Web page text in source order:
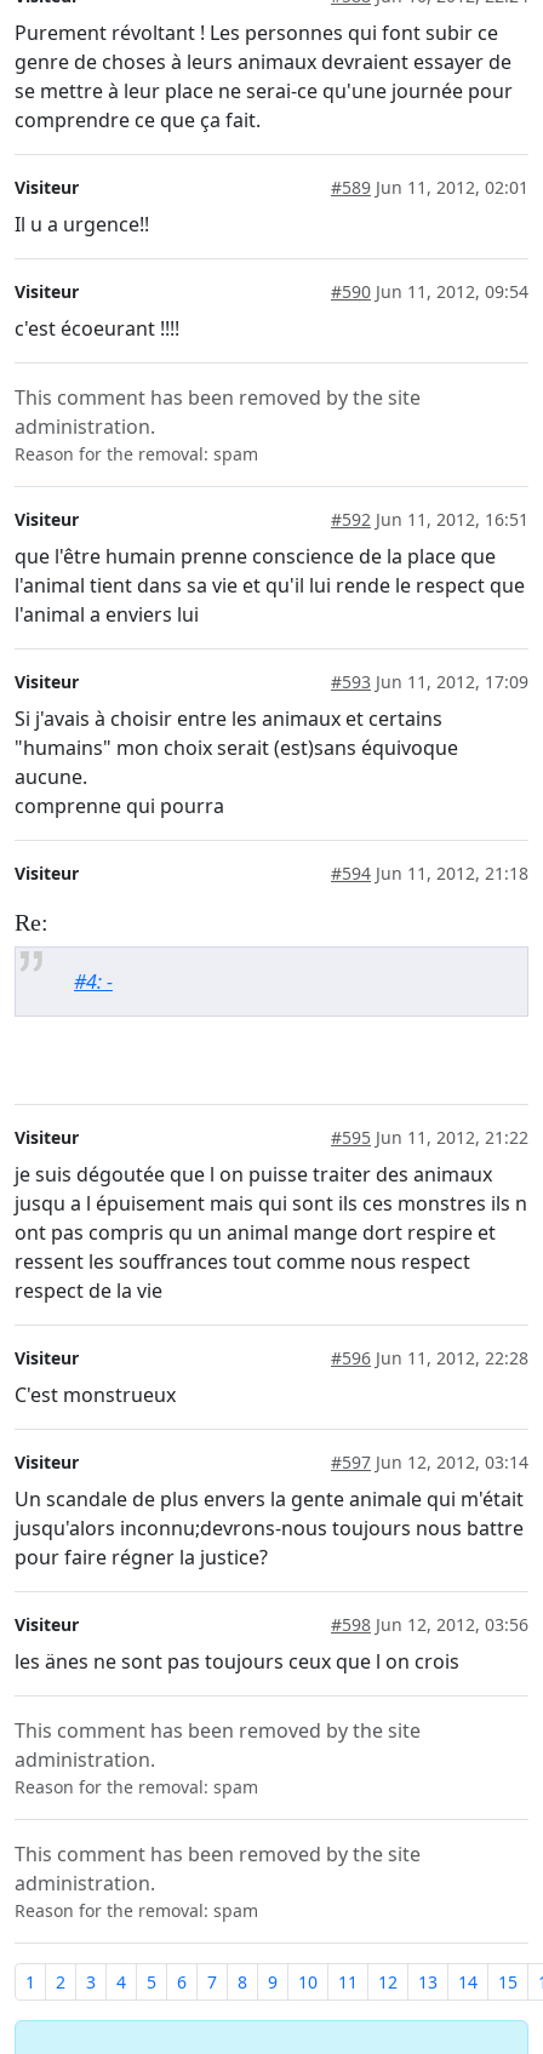
Purement révoltant ! Les personnes qui font subir ce
genre de choses à leurs animaux devraient essayer de
se mettre à leur place ne serai-ce qu'une journée pour
comprendre ce que ça fait.
Visiteur #589 Jun 11, 2012, 02:01
Il u a urgence!!
Visiteur #590 Jun 11, 2012, 09:54
c'est écoeurant !!!!
This comment has been removed by the site
administration.
Reason for the removal: spam
Visiteur #592 Jun 11, 2012, 16:51
que l'être humain prenne conscience de la place que
l'animal tient dans sa vie et qu'il lui rende le respect que
l'animal a enviers lui
Visiteur #593 Jun 11, 2012, 17:09
Si j'avais à choisir entre les animaux et certains
"humains" mon choix serait (est)sans équivoque
aucune.
comprenne qui pourra
Visiteur #594 Jun 11, 2012, 21:18
Re:
#4: -
Visiteur #595 Jun 11, 2012, 21:22
je suis dégoutée que l on puisse traiter des animaux
jusqu a l épuisement mais qui sont ils ces monstres ils n
ont pas compris qu un animal mange dort respire et
ressent les souffrances tout comme nous respect
respect de la vie
Visiteur #596 Jun 11, 2012, 22:28
C'est monstrueux
Visiteur #597 Jun 12, 2012, 03:14
Un scandale de plus envers la gente animale qui m'était
jusqu'alors inconnu;devrons-nous toujours nous battre
pour faire régner la justice?
Visiteur #598 Jun 12, 2012, 03:56
les änes ne sont pas toujours ceux que l on crois
This comment has been removed by the site
administration.
Reason for the removal: spam
This comment has been removed by the site
administration.
Reason for the removal: spam
1 2 3 4 5 6 7 8 9 10 11 12 13 14 15